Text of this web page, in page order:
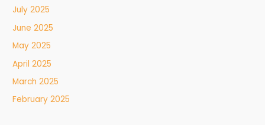
July 2025
June 2025
May 2025
April 2025
March 2025
February 2025